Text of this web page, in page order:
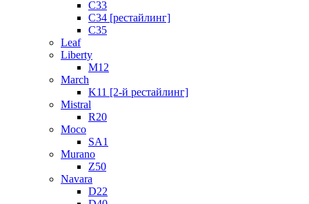
C33
C34 [рестайлинг]
C35
Leaf
Liberty
M12
March
K11 [2-й рестайлинг]
Mistral
R20
Moco
SA1
Murano
Z50
Navara
D22